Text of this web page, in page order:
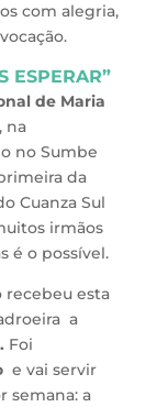
com alegria,
ESPERAR”
de Maria
na
no Sumbe
da
Cuanza Sul
irmãos
é o possível.
recebeu esta
a
Foi
e vai servir
semana: a